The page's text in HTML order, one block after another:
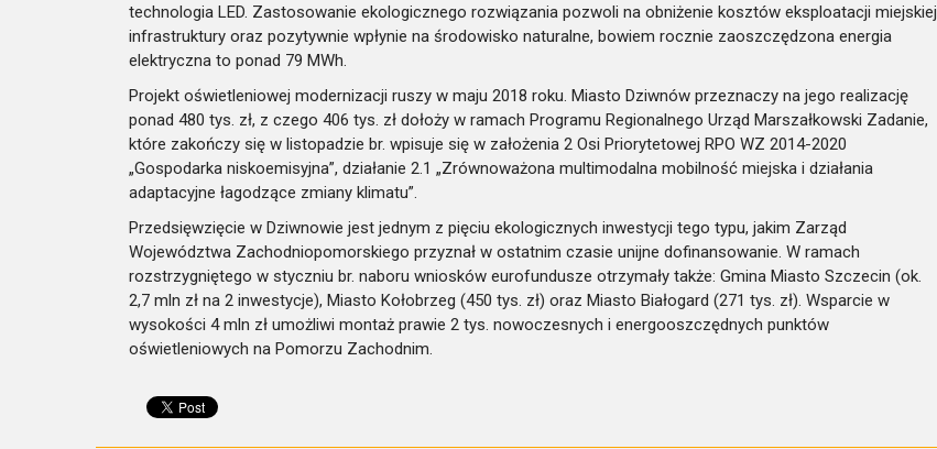
technologia LED. Zastosowanie ekologicznego rozwiązania pozwoli na obniżenie kosztów eksploatacji miejskiej
infrastruktury oraz pozytywnie wpłynie na środowisko naturalne, bowiem rocznie zaoszczędzona energia
elektryczna to ponad 79 MWh.
Projekt oświetleniowej modernizacji ruszy w maju 2018 roku. Miasto Dziwnów przeznaczy na jego realizację
ponad 480 tys. zł, z czego 406 tys. zł dołoży w ramach Programu Regionalnego Urząd Marszałkowski Zadanie,
które zakończy się w listopadzie br. wpisuje się w założenia 2 Osi Priorytetowej RPO WZ 2014-2020
„Gospodarka niskoemisyjna”, działanie 2.1 „Zrównoważona multimodalna mobilność miejska i działania
adaptacyjne łagodzące zmiany klimatu”.
Przedsięwzięcie w Dziwnowie jest jednym z pięciu ekologicznych inwestycji tego typu, jakim Zarząd
Województwa Zachodniopomorskiego przyznał w ostatnim czasie unijne dofinansowanie. W ramach
rozstrzygniętego w styczniu br. naboru wniosków eurofundusze otrzymały także: Gmina Miasto Szczecin (ok.
2,7 mln zł na 2 inwestycje), Miasto Kołobrzeg (450 tys. zł) oraz Miasto Białogard (271 tys. zł). Wsparcie w
wysokości 4 mln zł umożliwi montaż prawie 2 tys. nowoczesnych i energooszczędnych punktów
oświetleniowych na Pomorzu Zachodnim.